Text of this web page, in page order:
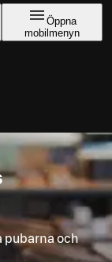
Öppna
mobilmenyn
pubarna och